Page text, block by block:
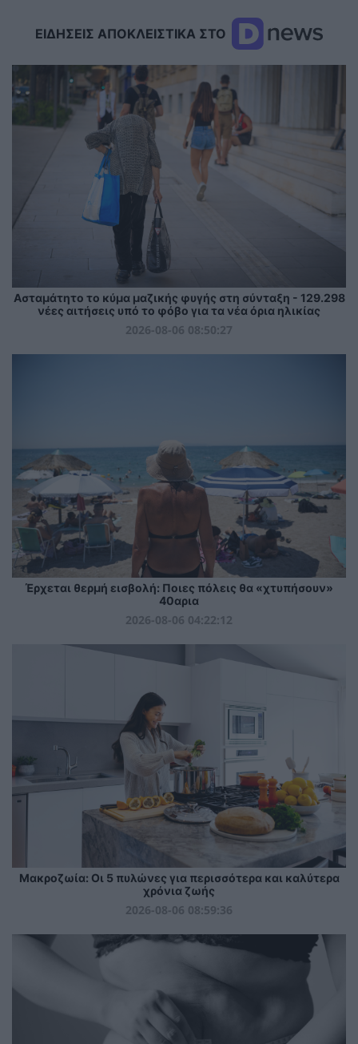
ΕΙΔΗΣΕΙΣ ΑΠΟΚΛΕΙΣΤΙΚΑ ΣΤΟ
Ασταμάτητο το κύμα μαζικής φυγής στη σύνταξη - 129.298
νέες αιτήσεις υπό το φόβο για τα νέα όρια ηλικίας
2026-08-06 08:50:27
Έρχεται θερμή εισβολή: Ποιες πόλεις θα «χτυπήσουν»
40αρια
2026-08-06 04:22:12
Mακροζωία: Οι 5 πυλώνες για περισσότερα και καλύτερα
χρόνια ζωής
2026-08-06 08:59:36